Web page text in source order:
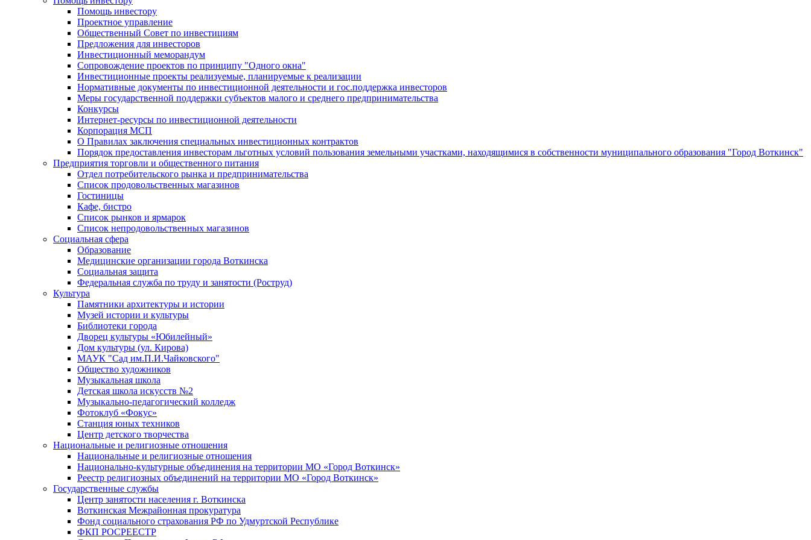
Помощь инвестору
Проектное управление
Общественный Совет по инвестициям
Предложения для инвесторов
Инвестиционный меморандум
Сопровождение проектов по принципу "Oдного окна"
Инвестиционные проекты реализуемые, планируемые к реализации
Нормативные документы по инвестиционной деятельности и гос.поддержка инвесторов
Меры государственной поддержки субъектов малого и среднего предпринимательства
Конкурсы
Интернет-ресурсы по инвестиционной деятельности
Корпорация МСП
О Правилах заключения специальных инвестиционных контрактов
Порядок предоставления инвесторам льготных условий пользования земельными участками, находящимися в собственности муниципального образования "Город Воткинск"
Предприятия торговли и общественного питания
Отдел потребительского рынка и предпринимательства
Список продовольственных магазинов
Гостиницы
Кафе, бистро
Cписок рынков и ярмарок
Список непродовольственных магазинов
Социальная сфера
Образование
Медицинские организации города Воткинска
Социальная защита
Федеральная служба по труду и занятости (Роструд)
Культура
Памятники архитектуры и истории
Музей истории и культуры
Библиотеки города
Дворец культуры «Юбилейный»
Дом культуры (ул. Кирова)
МАУК "Сад им.П.И.Чайковского"
Общество художников
Музыкальная школа
Детская школа искусств №2
Музыкально-педагогический колледж
Фотоклуб «Фокус»
Станция юных техников
Центр детского творчества
Национальные и религиозные отношения
Национальные и религиозные отношения
Национально-культурные объединения на территории МО «Город Воткинск»
Реестр религиозных объединений на территории МО «Город Воткинск»
Государственные службы
Центр занятости населения г. Воткинска
Воткинская Межрайонная прокуратура
Фонд социального страхования РФ по Удмуртской Республике
ФКП РОСРЕЕСТР